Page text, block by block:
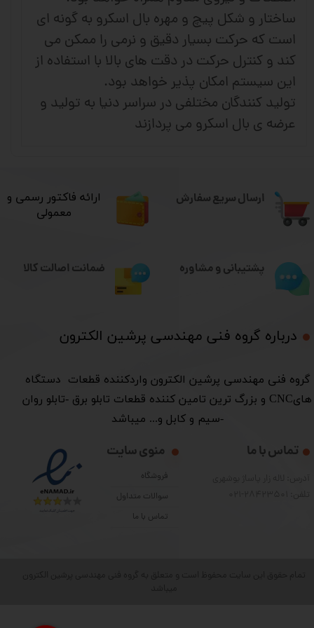
ساختار و شکل پیچ و مهره بال اسکرو به گونه ای
است که حرکت بسیار دقیق و نرمی را ممکن می
کند و کنترل حرکت در دقت های بالا با استفاده از
این سیستم امکان پذیر خواهد بود.
تولید کنندگان مختلفی در سراسر دنیا به تولید و
عرضه ی بال اسکرو می پردازند
ارسال سریع سفارش
درباره گروه فنی مهندسی پرشین الکترون​​​​​​​
​گروه فنی مهندسی پرشین الکترون واردکننده قطعات دستگاه
هایCNC و بزرگ ترین تامین کننده قطعات تابلو برق -تابلو روان
-سیم و کابل و... میباشد
منوی سایت
فروشگاه
سوالات متداول
تماس با ما
تماس با ما
​ارائه فاکتور رسمی و
معمولی
پشتیبانی و مشاوره ضمانت اصالت کالا